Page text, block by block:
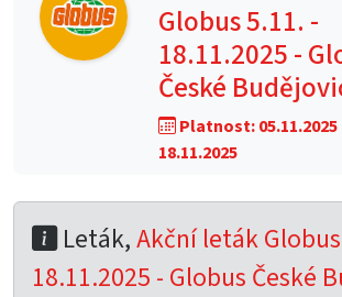
Globus 5.11. -
18.11.2025 -
České
Platnost: 05.11.2025
18.11.2025
Leták,Akční leták
18.11.2025 - Globus České